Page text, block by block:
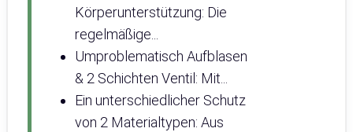
Körperunterstützung: Die
regelmäßige...
Umproblematisch Aufblasen
& 2 Schichten Ventil: Mit...
Ein unterschiedlicher Schutz
von 2 Materialtypen: Aus